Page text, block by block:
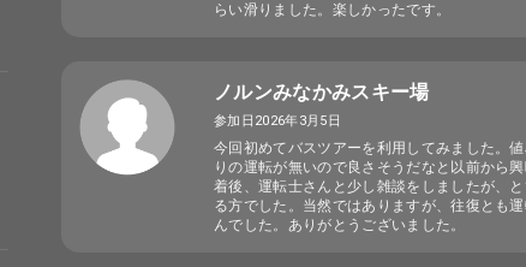
らい滑りました。楽しかったです。
ノルンみなかみスキー場
参加日2026年3月5日
今回初めてバスツアーを利用してみました。
りの運転が無いので良さそうだなと以前から
着後、運転士さんと少し雑談をしましたが、
る方でした。当然ではありますが、往復とも
んでした。ありがとうございました。